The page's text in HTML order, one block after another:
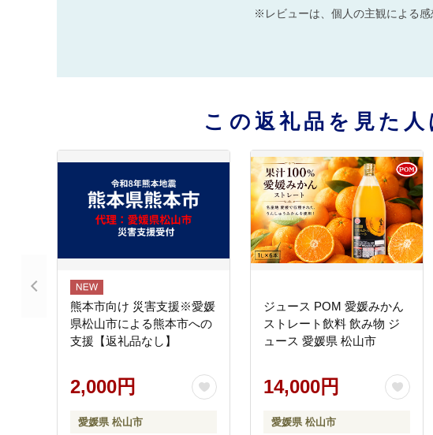
※レビューは、個人の主観による感
この返礼品を見た
熊本市向け 災害支援※愛媛
県松山市による熊本市への
支援【返礼品なし】
2,000円
愛媛県 松山市
ジュース POM 愛媛みかん
ストレート飲料 飲み物 ジ
ュース 愛媛県 松山市
14,000円
愛媛県 松山市